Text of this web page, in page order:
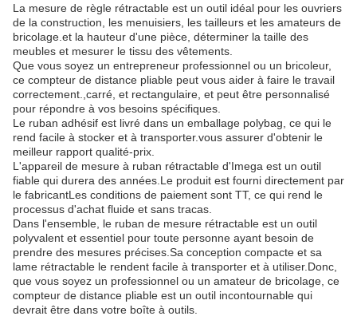
La mesure de règle rétractable est un outil idéal pour les ouvriers
de la construction, les menuisiers, les tailleurs et les amateurs de
bricolage.et la hauteur d'une pièce, déterminer la taille des
meubles et mesurer le tissu des vêtements.
Que vous soyez un entrepreneur professionnel ou un bricoleur,
ce compteur de distance pliable peut vous aider à faire le travail
correctement.,carré, et rectangulaire, et peut être personnalisé
pour répondre à vos besoins spécifiques.
Le ruban adhésif est livré dans un emballage polybag, ce qui le
rend facile à stocker et à transporter.vous assurer d'obtenir le
meilleur rapport qualité-prix.
L'appareil de mesure à ruban rétractable d'Imega est un outil
fiable qui durera des années.Le produit est fourni directement par
le fabricantLes conditions de paiement sont TT, ce qui rend le
processus d'achat fluide et sans tracas.
Dans l'ensemble, le ruban de mesure rétractable est un outil
polyvalent et essentiel pour toute personne ayant besoin de
prendre des mesures précises.Sa conception compacte et sa
lame rétractable le rendent facile à transporter et à utiliser.Donc,
que vous soyez un professionnel ou un amateur de bricolage, ce
compteur de distance pliable est un outil incontournable qui
devrait être dans votre boîte à outils.